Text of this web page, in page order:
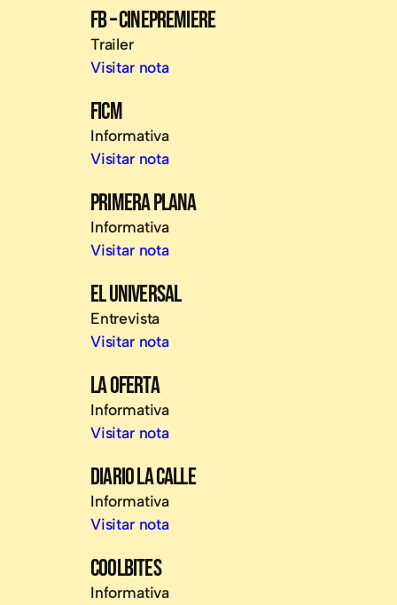
FB – CINEPREMIERE
Trailer
Visitar nota
FICM
Informativa
Visitar nota
PRIMERA PLANA
Informativa
Visitar nota
EL UNIVERSAL
Entrevista
Visitar nota
LA OFERTA
Informativa
Visitar nota
DIARIO LA CALLE
Informativa
Visitar nota
COOLBITES
Informativa